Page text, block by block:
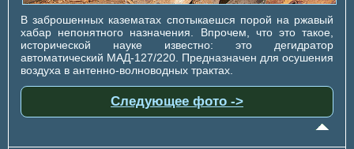
В заброшенных казематах спотыкаешся порой на ржавый
хабар непонятного назначения. Впрочем, что это такое,
исторической науке известно: это дегидратор
автоматический МАД-127/220. Предназначен для осушения
воздуха в антенно-волноводных трактах.
Следующее фото ->